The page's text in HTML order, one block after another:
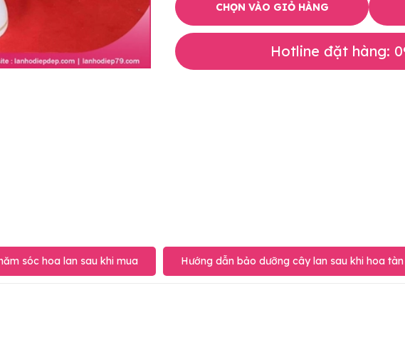
CHỌN VÀO GIỎ HÀNG
Hotline đặt hàng:
sóc hoa lan sau khi mua Hướng dẫn bảo dưỡng cây lan sau khi hoa tàn